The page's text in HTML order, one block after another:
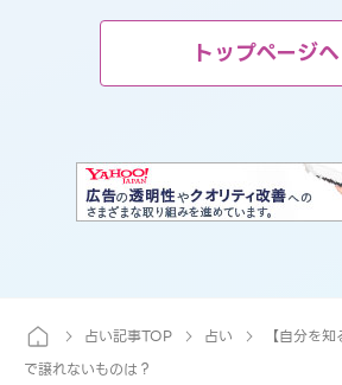
トップページへ
占い記事TOP 占い
【自分を
で譲れないものは？